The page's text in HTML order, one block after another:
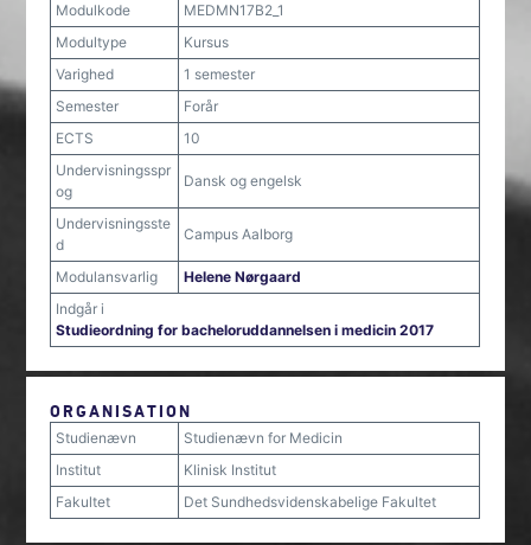
Modulkode
MEDMN17B2_1
Modultype
Kursus
Varighed
1 semester
Semester
Forår
ECTS
10
Undervisningsspr
og
Dansk og engelsk
Undervisningsste
d
Campus Aalborg
Modulansvarlig
Helene Nørgaard
Indgår i
Studieordning for bacheloruddannelsen i medicin 2017
ORGANISATION
Studienævn
Studienævn for Medicin
Institut
Klinisk Institut
Fakultet
Det Sundhedsvidenskabelige Fakultet